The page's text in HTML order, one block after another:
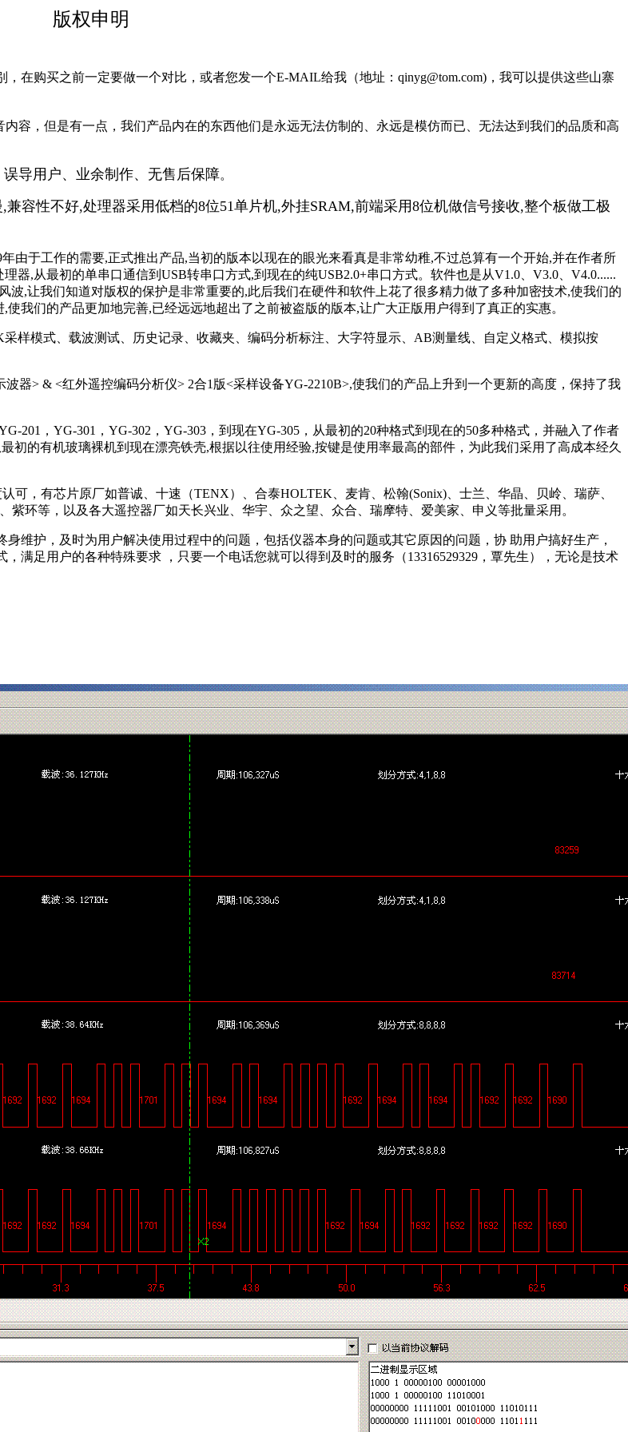
版权申明
在购买之前一定要做一个对比，或者您发一个E-MAIL给我（地址：qinyg@tom.com)，我可以提供这些山寨
容，但是有一点，我们产品内在的东西他们是永远无法仿制的、永远是模仿而已、无法达到我们的品质和高
导用户、业余制作、无售后保障。
容性不好,处理器采用低档的8位51单片机,外挂SRAM,前端采用8位机做信号接收,整个板做工极
由于工作的需要,正式推出产品,当初的版本以现在的眼光来看真是非常幼稚,不过总算有一个开始,并在作者所
器,从最初的单串口通信到USB转串口方式,到现在的纯USB2.0+串口方式。软件也是从V1.0、V3.0、V4.0......
,让我们知道对版权的保护是非常重要的,此后我们在硬件和软件上花了很多精力做了多种加密技术,使我们的
我们的产品更加地完善,已经远远地超出了之前被盗版的版本,让广大正版用户得到了真正的实惠。
样模式、载波测试、历史记录、收藏夹、编码分析标注、大字符显示、AB测量线、自定义格式、模拟按
器> & <红外遥控编码分析仪> 2合1版<采样设备YG-2210B>,使我们的产品上升到一个更新的高度，保持了我
，YG-301，YG-302，YG-303，到现在YG-305，从最初的20种格式到现在的50多种格式，并融入了作者
初的有机玻璃裸机到现在漂亮铁壳,根据以往使用经验,按键是使用率最高的部件，为此我们采用了高成本经久
，有芯片原厂如普诚、十速（TENX）、合泰HOLTEK、麦肯、松翰(Sonix)、士兰、华晶、贝岭、瑞萨、
环等，以及各大遥控器厂如天长兴业、华宇、众之望、众合、瑞摩特、爱美家、申义等批量采用。
维护，及时为用户解决使用过程中的问题，包括仪器本身的问题或其它原因的问题，协 助用户搞好生产，
满足用户的各种特殊要求 ，只要一个电话您就可以得到及时的服务（13316529329，覃先生），无论是技术